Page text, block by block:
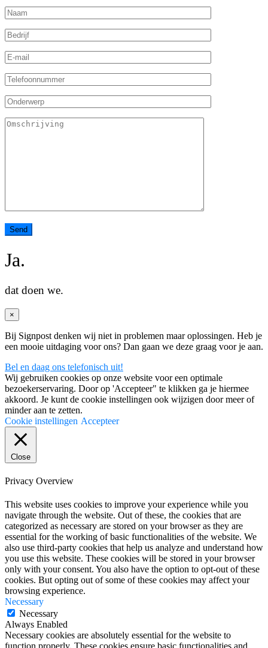
Ja.
dat doen we.
×
Bij Signpost denken wij niet in problemen maar oplossingen. Heb je
een mooie uitdaging voor ons? Dan gaan we deze graag voor je aan.
Bel en daag ons telefonisch uit!
Wij gebruiken cookies op onze website voor een optimale
bezoekerservaring. Door op 'Accepteer" te klikken ga je hiermee
akkoord. Je kunt de cookie instellingen ook wijzigen door meer of
minder aan te zetten.
Cookie instellingen Accepteer
Close
Privacy Overview
This website uses cookies to improve your experience while you
navigate through the website. Out of these, the cookies that are
categorized as necessary are stored on your browser as they are
essential for the working of basic functionalities of the website. We
also use third-party cookies that help us analyze and understand how
you use this website. These cookies will be stored in your browser
only with your consent. You also have the option to opt-out of these
cookies. But opting out of some of these cookies may affect your
browsing experience.
Necessary
Necessary
Always Enabled
Necessary cookies are absolutely essential for the website to